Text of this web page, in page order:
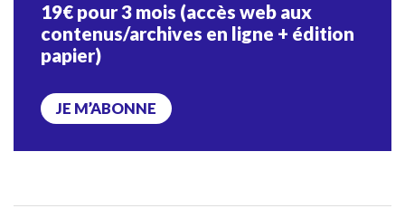
19€ pour 3 mois (accès web aux
contenus/archives en ligne + édition
papier)
JE M’ABONNE